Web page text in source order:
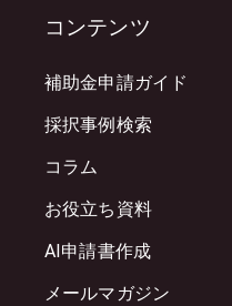
コンテンツ
補助金申請ガイド
採択事例検索
コラム
お役立ち資料
AI申請書作成
メールマガジン